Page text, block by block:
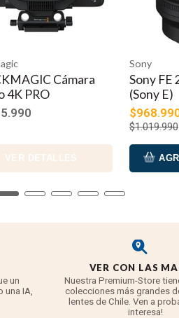
Cámara
4K PRO
VER DETALLES
Sony
Sony FE
(Sony E)
$1.019.990
un
IA,
VER CON LAS
Nuestra Premium-Store
colecciones más grandes
lentes de Chile. Ven a
interesa!